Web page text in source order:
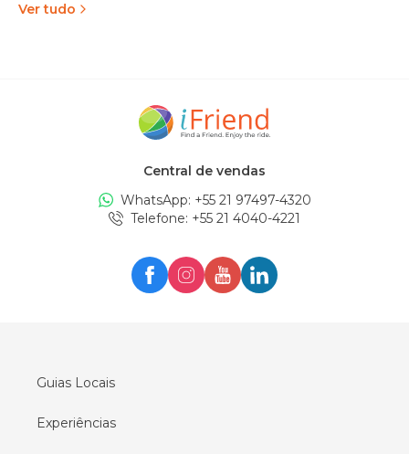
Ver tudo
Central de vendas
WhatsApp: +55 21 97497-4320
Telefone: +55 21 4040-4221
Guias Locais
Experiências